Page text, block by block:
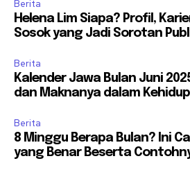
Berita
Helena Lim Siapa? Profil,
Sosok yang Jadi Sorotan
Berita
Kalender Jawa Bulan Juni
dan Maknanya dalam
Berita
8 Minggu Berapa Bulan? Ini
yang Benar Beserta